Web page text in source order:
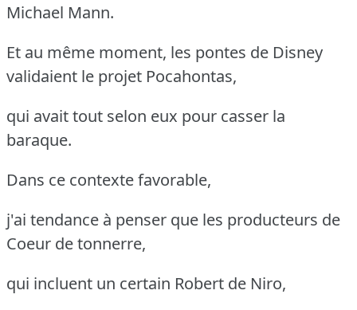
Michael Mann.
Et au même moment, les pontes de Disney
validaient le projet Pocahontas,
qui avait tout selon eux pour casser la
baraque.
Dans ce contexte favorable,
j'ai tendance à penser que les producteurs de
Coeur de tonnerre,
qui incluent un certain Robert de Niro,